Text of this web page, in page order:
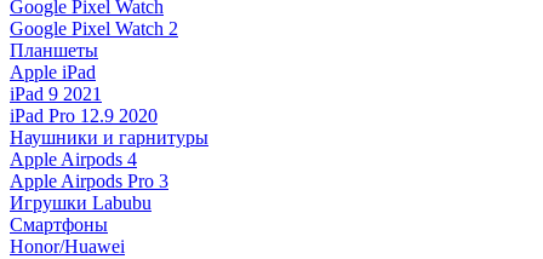
Google Pixel Watch
Google Pixel Watch 2
Планшеты
Apple iPad
iPad 9 2021
iPad Pro 12.9 2020
Наушники и гарнитуры
Apple Airpods 4
Apple Airpods Pro 3
Игрушки Labubu
Смартфоны
Honor/Huawei